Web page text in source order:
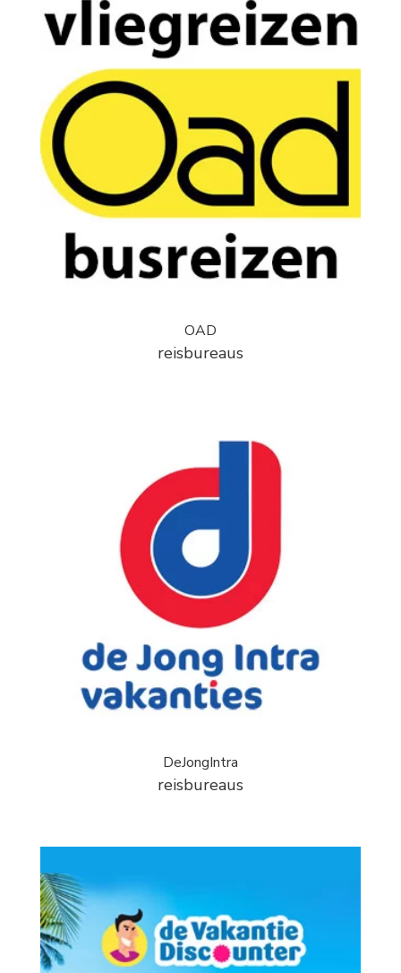
OAD
reisbureaus
DeJongIntra
reisbureaus